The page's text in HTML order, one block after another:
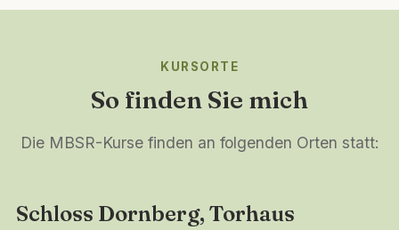
KURSORTE
So finden Sie mich
Die MBSR-Kurse finden an folgenden Orten statt:
Schloss Dornberg, Torhaus